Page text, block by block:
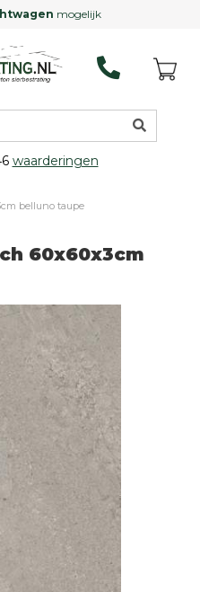
mogelijk
waarderingen
belluno taupe
60x60x3cm